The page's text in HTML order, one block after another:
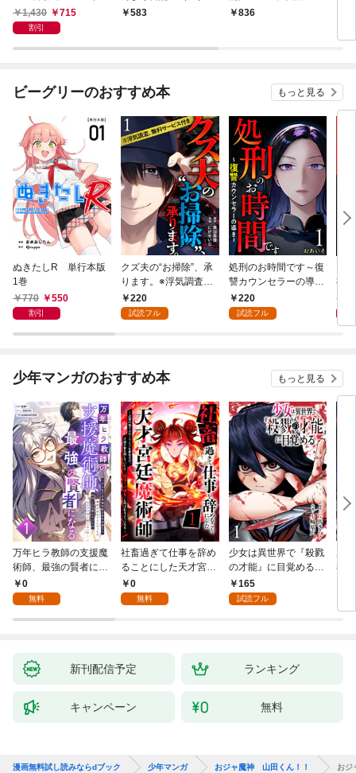
メだもん 学校生活の
不思議をつきとめろ！
1,430 715
割引
583
836
ビーグリーのおすすめ本 もっと見る
ぬきたしR 単行本版
1巻
770
550
割引
クズ夫の“お掃除”、承
ります。※浮気調査、
無料サービス付き 1巻
220
試読フル
処刑のお時間です～復
讐カウンセラーの導き
～ 1巻
220
試読フル
神
1巻
少年マンガのおすすめ本 もっと見る
万年ヒラ教師の支援魔
術師、最強の賢者にな
る～不人気の支援魔術
師は給料泥棒だと魔術
が、出世した元教え子
0
無料
社畜過ぎて仕事を辞め
ることにした天才宮廷
魔術師～辺境の地でス
ローライフを夢見る
0
無料
少女は異世界で『殺戮
の才能』に目覚める
(話売り) #1
165
試読フル
者
新刊配信予定 ランキング
キャンペーン 無料
漫画無料試し読みならdブック 少年マンガ おジャ魔神 山田くん！！ おジ